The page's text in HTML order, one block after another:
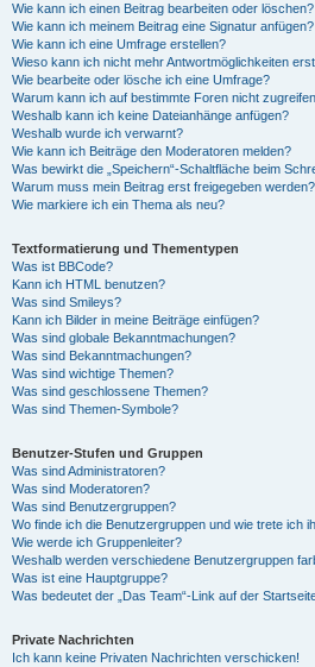
Wie kann ich einen Beitrag bearbeiten oder löschen?
Wie kann ich meinem Beitrag eine Signatur anfügen?
Wie kann ich eine Umfrage erstellen?
Wieso kann ich nicht mehr Antwortmöglichkeiten
Wie bearbeite oder lösche ich eine Umfrage?
Warum kann ich auf bestimmte Foren nicht
Weshalb kann ich keine Dateianhänge anfügen?
Weshalb wurde ich verwarnt?
Wie kann ich Beiträge den Moderatoren melden?
Was bewirkt die „Speichern“-Schaltfläche beim
Warum muss mein Beitrag erst freigegeben werden?
Wie markiere ich ein Thema als neu?
Textformatierung und Thementypen
Was ist BBCode?
Kann ich HTML benutzen?
Was sind Smileys?
Kann ich Bilder in meine Beiträge einfügen?
Was sind globale Bekanntmachungen?
Was sind Bekanntmachungen?
Was sind wichtige Themen?
Was sind geschlossene Themen?
Was sind Themen-Symbole?
Benutzer-Stufen und Gruppen
Was sind Administratoren?
Was sind Moderatoren?
Was sind Benutzergruppen?
Wo finde ich die Benutzergruppen und wie trete ich
Wie werde ich Gruppenleiter?
Weshalb werden verschiedene Benutzergruppen
Was ist eine Hauptgruppe?
Was bedeutet der „Das Team“-Link auf der
Private Nachrichten
Ich kann keine Privaten Nachrichten verschicken!